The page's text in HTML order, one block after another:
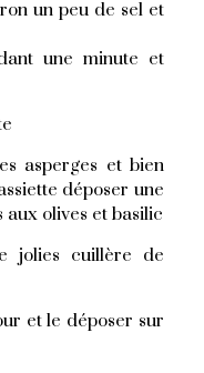
un peu de sel et
une minute et
asperges et bien
déposer une
olives et basilic
jolies cuillère de
et le déposer sur